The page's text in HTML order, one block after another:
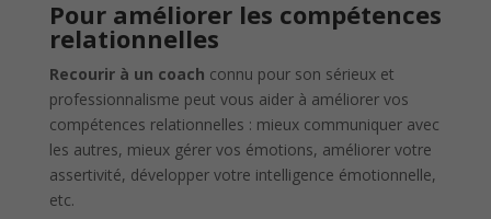
Pour améliorer les compétences
relationnelles
Recourir à un coach connu pour son sérieux et
professionnalisme peut vous aider à améliorer vos
compétences relationnelles : mieux communiquer avec
les autres, mieux gérer vos émotions, améliorer votre
assertivité, développer votre intelligence émotionnelle,
etc.